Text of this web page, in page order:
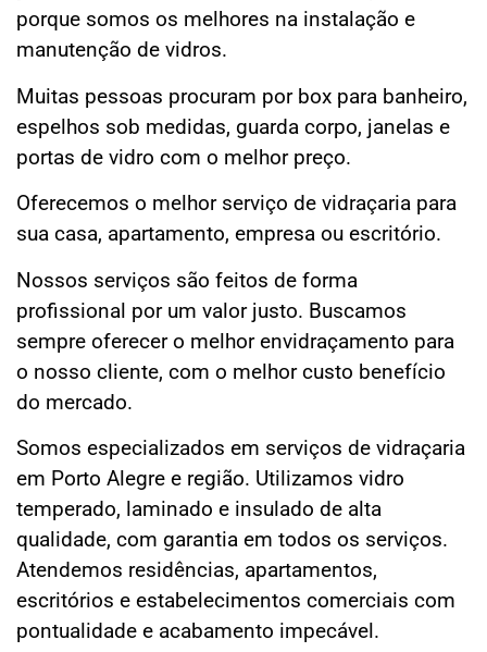
porque somos os melhores na instalação e
manutenção de vidros.
Muitas pessoas procuram por box para banheiro,
espelhos sob medidas, guarda corpo, janelas e
portas de vidro com o melhor preço.
Oferecemos o melhor serviço de vidraçaria para
sua casa, apartamento, empresa ou escritório.
Nossos serviços são feitos de forma
profissional por um valor justo. Buscamos
sempre oferecer o melhor envidraçamento para
o nosso cliente, com o melhor custo benefício
do mercado.
Somos especializados em serviços de vidraçaria
em Porto Alegre e região. Utilizamos vidro
temperado, laminado e insulado de alta
qualidade, com garantia em todos os serviços.
Atendemos residências, apartamentos,
escritórios e estabelecimentos comerciais com
pontualidade e acabamento impecável.